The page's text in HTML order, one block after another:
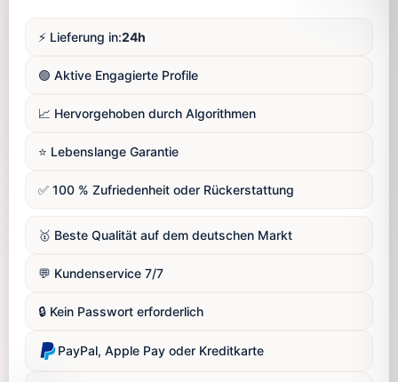
⚡️ Lieferung in:24h
🟢 Aktive Engagierte Profile
📈 Hervorgehoben durch Algorithmen
⭐️ Lebenslange Garantie
✅ 100 % Zufriedenheit oder Rückerstattung
🥇 Beste Qualität auf dem deutschen Markt
💬 Kundenservice 7/7
🔒 Kein Passwort erforderlich
PayPal, Apple Pay oder Kreditkarte